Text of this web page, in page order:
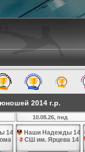
2014 г.р.
14
14
10.08.26, пнд
Наши Надежды 14
СШ им. Ярцева 14